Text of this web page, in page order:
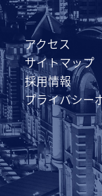
アクセス
サイトマップ
採用情報
プライバシー